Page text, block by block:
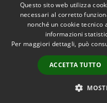
Accessibilità
Questo sito web utilizza
necessari al corretto
nonché un cookie
informazioni
Per maggiori dettagli, può
ACCETTA TUTTO